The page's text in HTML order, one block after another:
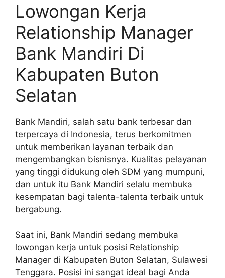
Lowongan Kerja
Relationship Manager
Bank Mandiri Di
Kabupaten Buton
Selatan
Bank Mandiri, salah satu bank terbesar dan
terpercaya di Indonesia, terus berkomitmen
untuk memberikan layanan terbaik dan
mengembangkan bisnisnya. Kualitas pelayanan
yang tinggi didukung oleh SDM yang mumpuni,
dan untuk itu Bank Mandiri selalu membuka
kesempatan bagi talenta-talenta terbaik untuk
bergabung.
Saat ini, Bank Mandiri sedang membuka
lowongan kerja untuk posisi Relationship
Manager di Kabupaten Buton Selatan, Sulawesi
Tenggara. Posisi ini sangat ideal bagi Anda